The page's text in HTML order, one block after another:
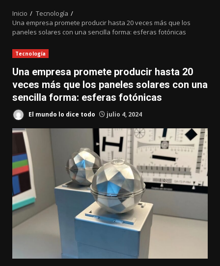
Inicio
Tecnología
Una empresa promete producir hasta 20 veces más que los
paneles solares con una sencilla forma: esferas fotónicas
Tecnología
Una empresa promete producir hasta 20
veces más que los paneles solares con una
sencilla forma: esferas fotónicas
El mundo lo dice todo julio 4, 2024